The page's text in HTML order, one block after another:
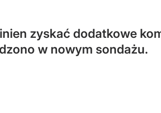
zyskać dodatkowe
w nowym sondażu.